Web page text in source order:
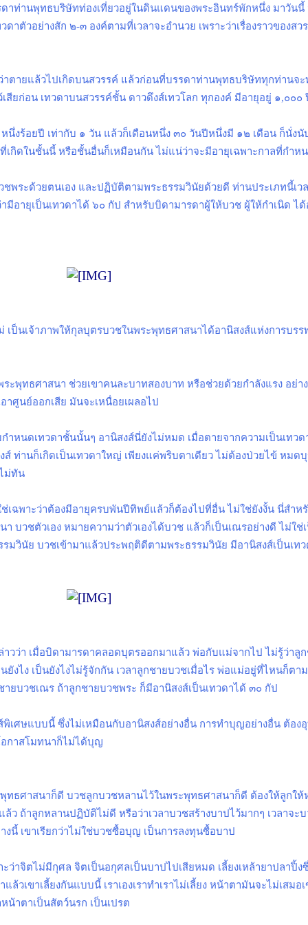
าท่านพุทธบริษัทท่องเที่ยวอยู่ในดินแดนของพระอินทร์พักหนึ่ง มาวันนี้
าตัวอย่างสัก ๒-๓ องค์ตามที่เวลาจะอำนวย เพราะว่าเรื่องราวของสว
ตายแล้วไปเกิดบนสวรรค์ แล้วก่อนที่บรรดาท่านพุทธบริษัททุกท่านจะ
สียก่อน เทวดาบนสวรรค์ชั้น ดาวดึงส์เทวโลก ทุกองค์ มีอายุอยู่ ๑,๐๐๐
นึ่งร้อยปี เท่ากับ ๑ วัน แล้วก็เดือนหนึ่ง ๓๐ วันปีหนึ่งมี ๑๒ เดือน ก็นั่งนั
กิดในชั้นนี้ หรือชั้นอื่นก็เหมือนกัน ไม่แน่ว่าจะมีอายุเฉพาะกาลที่กำห
พระด้วยตนเอง และปฏิบัติตามพระธรรมวินัยด้วยดี ท่านประเภทนี้เว
มีอายุเป็นเทวดาได้ ๖๐ กัป สำหรับบิดามารดาผู้ให้บวช ผู้ให้กำเนิด ไ
ป็นเจ้าภาพให้กุลบุตรบวชในพระพุทธศาสนาได้อานิสงส์แห่งการบรร
พุทธศาสนา ช่วยเขาคนละบาทสองบาท หรือช่วยด้วยกำลังแรง อย่า
ศูนย์ออกเสีย มันจะเหนื่อยเผลอไป
หนดเทวดาชั้นนั้นๆ อานิสงส์นี่ยังไม่หมด เมื่อตายจากความเป็นเทวด
ท่านก็เกิดเป็นเทวดาใหญ่ เพียงแค่พริบตาเดียว ไม่ต้องป่วยไข้ หม
ม่ทัน
ช่เฉพาะว่าต้องมีอายุครบพันปีทิพย์แล้วก็ต้องไปที่อื่น ไม่ใช่ยังงั้น นี่สำ
บวชตัวเอง หมายความว่าตัวเองได้บวช แล้วก็เป็นเณรอย่างดี ไม่ใช่
มวินัย บวชเข้ามาแล้วประพฤติดีตามพระธรรมวินัย มีอานิสงส์เป็นเท
วว่า เมื่อบิดามารดาคลอดบุตรออกมาแล้ว พ่อกับแม่จากไป ไม่รู้ว่าลูก
งไง เป็นยังไงไม่รู้จักกัน เวลาลูกชายบวชเมื่อไร พ่อแม่อยู่ที่ไหนก็ตา
ายบวชเณร ถ้าลูกชายบวชพระ ก็มีอานิสงส์เป็นเทวดาได้ ๓๐ กัป
เศษแบบนี้ ซึ่งไม่เหมือนกับอานิสงส์อย่างอื่น การทำบุญอย่างอื่น ต้อง
กาสโมทนาก็ไม่ได้บุญ
ทธศาสนาก็ดี บวชลูกบวชหลานไว้ในพระพุทธศาสนาก็ดี ต้องให้ลูกใ
ว ถ้าลูกหลานปฏิบัติไม่ดี หรือว่าเวลาบวชสร้างบาปไว้มากๆ เวลาจะ
นี้ เขาเรียกว่าไม่ใช่บวชซื้อบุญ เป็นการลงทุนซื้อบาป
ะว่าจิตไม่มีกุศล จิตเป็นอกุศลเป็นบาปไปเสียหมด เลี้ยงเหล้ายาปลาปิ้ง
ล้วเขาเลี้ยงกันแบบนี้ เราเองเราทำเราไม่เลี้ยง หน้าตามันจะไม่เสมอเ
น้าตาเป็นสัตว์นรก เป็นเปรต